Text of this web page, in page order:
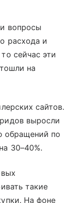
вопросы
расхода и
сейчас эти
на
сайтов.
выросли
обращений по
30–40%.
такие
На фоне